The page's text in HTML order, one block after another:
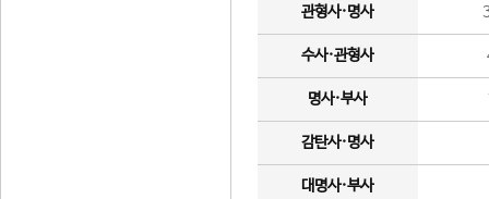
관형사·명사
수사·관형사
명사·부사
감탄사·명사
대명사·부사